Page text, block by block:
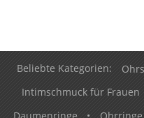
Beliebte Kategorien:
Intimschmuck für Frauen